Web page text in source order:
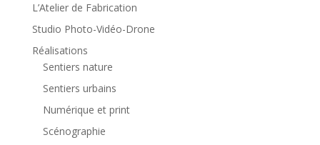
L’Atelier de Fabrication
Studio Photo-Vidéo-Drone
Réalisations
Sentiers nature
Sentiers urbains
Numérique et print
Scénographie